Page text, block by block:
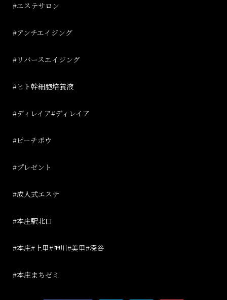
#エステサロン
#アンチエイジング
#リバースエイジング
#ヒト幹細胞培養液
#ディレイア#ディレイア
#ピーチポウ
#プレゼント
#成人式エステ
#本庄駅北口
#本庄# 上里#神川#美里#深谷
#本庄まちゼミ